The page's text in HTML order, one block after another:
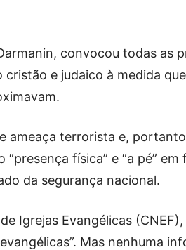
convocou todas as
e judaico à medida
ameaça terrorista e,
física” e “a pé”
da segurança nacional.
Igrejas Evangélicas (CNEF),
Mas nenhuma